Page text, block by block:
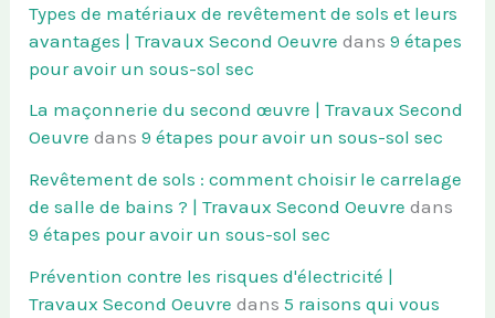
Types de matériaux de revêtement de sols et leurs
avantages | Travaux Second Oeuvre dans9 étapes
pour avoir un sous-sol sec
La maçonnerie du second œuvre | Travaux Second
Oeuvre dans9 étapes pour avoir un sous-sol sec
Revêtement de sols : comment choisir le carrelage
de salle de bains ? | Travaux Second Oeuvre dans
9 étapes pour avoir un sous-sol sec
Prévention contre les risques d'électricité |
Travaux Second Oeuvre dans5 raisons qui vous